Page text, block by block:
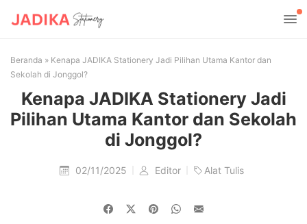
Beranda » Kenapa JADIKA Stationery Jadi Pilihan Utama Kantor dan
Sekolah di Jonggol?
Kenapa JADIKA Stationery Jadi
Pilihan Utama Kantor dan Sekolah
di Jonggol?
02/11/2025 Editor Alat Tulis